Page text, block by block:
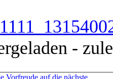
-
auf die nächste ...